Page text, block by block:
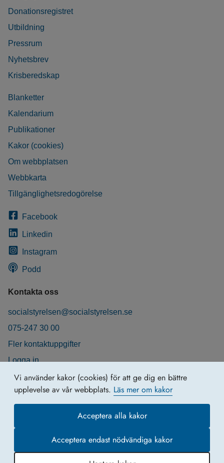
Vi använder kakor (cookies) för att ge dig en bättre
upplevelse av vår webbplats. Läs mer om kakor
Acceptera alla kakor
Acceptera endast nödvändiga kakor
Donationsregistret
Utbildning
Pressrum
Nyhetsbrev
Krisberedskap
Blanketter
Kalendarium
Publikationer
Kakor (cookies)
Om webbplatsen
Webbkarta
Tillgänglighetsredogörelse
Facebook
Linkedin
Instagram
Podd
Kontakta oss
socialstyrelsen@socialstyrelsen.se
075-247 30 00
Fler kontaktuppgifter
Logga in
Behandling av personuppgifter